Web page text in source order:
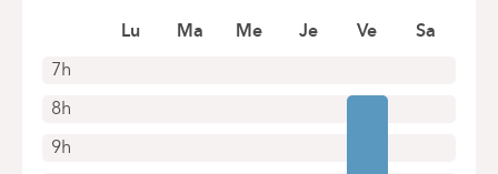
Rendez-vous uniquement par téléphone
7h
8h
9h
Lu Ma Me Je Ve Sa